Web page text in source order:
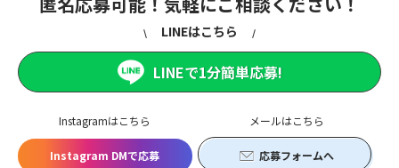
Instagramはこちら
Instagram DMで応募
メールはこちら
応募フォームへ
LINEはこちら
LINEで1分簡単応募!